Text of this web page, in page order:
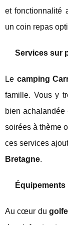
et fonctionnalité
un coin repas
Services sur
Le camping
famille. Vous y
bien achalandée
soirées à thème
ces services
Bretagne.
Au cœur du